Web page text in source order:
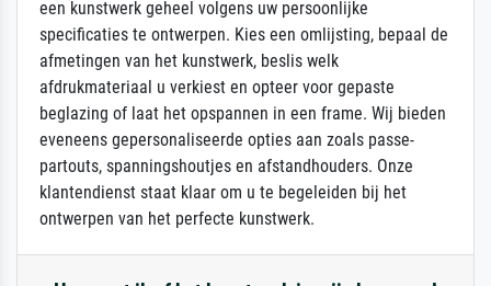
een kunstwerk geheel volgens uw persoonlijke
specificaties te ontwerpen. Kies een omlijsting, bepaal de
afmetingen van het kunstwerk, beslis welk
afdrukmateriaal u verkiest en opteer voor gepaste
beglazing of laat het opspannen in een frame. Wij bieden
eveneens gepersonaliseerde opties aan zoals passe-
partouts, spanningshoutjes en afstandhouders. Onze
klantendienst staat klaar om u te begeleiden bij het
ontwerpen van het perfecte kunstwerk.